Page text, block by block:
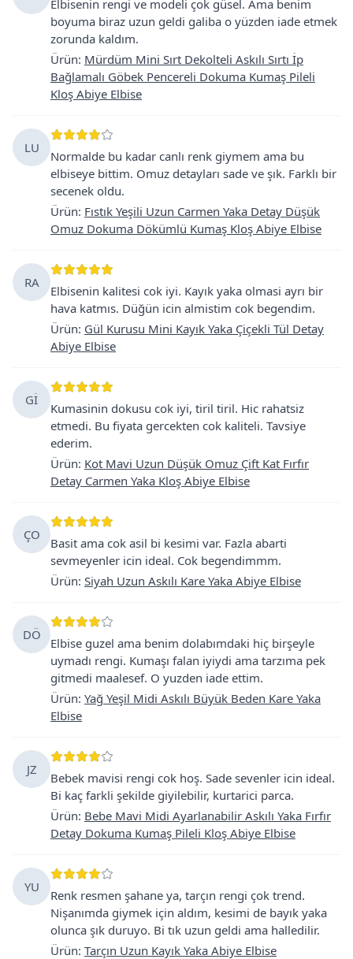
Elbisenin rengi ve modeli çok güsel. Ama benim
boyuma biraz uzun geldi galiba o yüzden iade etmek
zorunda kaldım.
Ürün: Mürdüm Mini Sırt Dekolteli Askılı Sırtı İp
Bağlamalı Göbek Pencereli Dokuma Kumaş Pileli
Kloş Abiye Elbise
LU
Normalde bu kadar canlı renk giymem ama bu
elbiseye bittim. Omuz detayları sade ve şık. Farklı bir
secenek oldu.
Ürün: Fıstık Yeşili Uzun Carmen Yaka Detay Düşük
Omuz Dokuma Dökümlü Kumaş Kloş Abiye Elbise
RA
Elbisenin kalitesi cok iyi. Kayık yaka olmasi ayrı bir
hava katmıs. Düğün icin almistim cok begendim.
Ürün: Gül Kurusu Mini Kayık Yaka Çiçekli Tül Detay
Abiye Elbise
Gİ
Kumasinin dokusu cok iyi, tiril tiril. Hic rahatsiz
etmedi. Bu fiyata gercekten cok kaliteli. Tavsiye
ederim.
Ürün: Kot Mavi Uzun Düşük Omuz Çift Kat Fırfır
Detay Carmen Yaka Kloş Abiye Elbise
ÇO
Basit ama cok asil bi kesimi var. Fazla abarti
sevmeyenler icin ideal. Cok begendimmm.
Ürün: Siyah Uzun Askılı Kare Yaka Abiye Elbise
DÖ
Elbise guzel ama benim dolabımdaki hiç birşeyle
uymadı rengi. Kumaşı falan iyiydi ama tarzıma pek
gitmedi maalesef. O yuzden iade ettim.
Ürün: Yağ Yeşil Midi Askılı Büyük Beden Kare Yaka
Elbise
JZ
Bebek mavisi rengi cok hoş. Sade sevenler icin ideal.
Bi kaç farkli şekilde giyilebilir, kurtarici parca.
Ürün: Bebe Mavi Midi Ayarlanabilir Askılı Yaka Fırfır
Detay Dokuma Kumaş Pileli Kloş Abiye Elbise
YU
Renk resmen şahane ya, tarçın rengi çok trend.
Nişanımda giymek için aldım, kesimi de bayık yaka
olunca şık duruyo. Bi tık uzun geldi ama halledilir.
Ürün: Tarçın Uzun Kayık Yaka Abiye Elbise